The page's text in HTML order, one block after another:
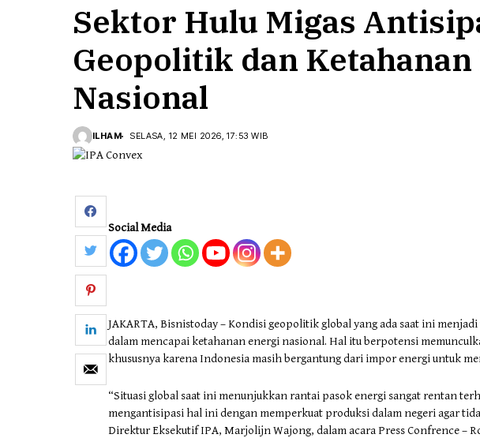
Ekonomi Rakyat
Sektor Riil
Korporasi
Sektor Hulu Migas
Geopolitik dan
Nasional
ILHAM SELASA, 12 MEI 2026, 17:53 WIB
Social Media
JAKARTA, Bisnistoday – Kondisi geopolitik global yang ada saat ini
dalam mencapai ketahanan energi nasional. Hal itu berpotensi
khususnya karena Indonesia masih bergantung dari impor energi untuk
“Situasi global saat ini menunjukkan rantai pasok energi sangat rentan
mengantisipasi hal ini dengan memperkuat produksi dalam negeri agar
Direktur Eksekutif IPA, Marjolijn Wajong, dalam acara Press Confrence –